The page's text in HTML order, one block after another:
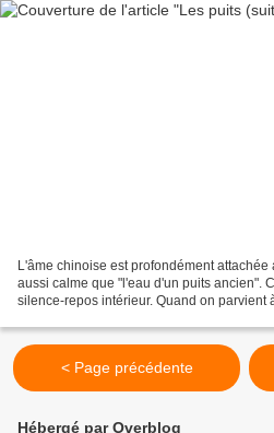
L'âme chinoise est profondément
aussi calme que "l'eau d'un puits ancien".
silence-repos intérieur. Quand on parvient
< Page précédente
Hébergé par Overblog